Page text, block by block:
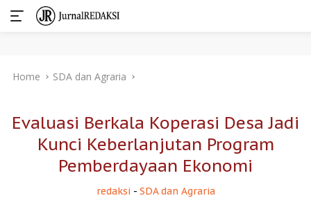
Home SDA dan Agraria
Evaluasi Berkala Koperasi Desa Jadi
Kunci Keberlanjutan Program
Pemberdayaan Ekonomi
redaksi - SDA dan Agraria